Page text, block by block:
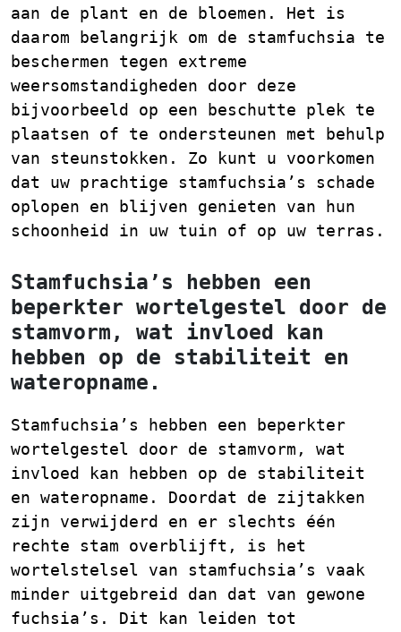
aan de plant en de bloemen. Het is
daarom belangrijk om de stamfuchsia te
beschermen tegen extreme
weersomstandigheden door deze
bijvoorbeeld op een beschutte plek te
plaatsen of te ondersteunen met behulp
van steunstokken. Zo kunt u voorkomen
dat uw prachtige stamfuchsia’s schade
oplopen en blijven genieten van hun
schoonheid in uw tuin of op uw terras.
Stamfuchsia’s hebben een
beperkter wortelgestel door de
stamvorm, wat invloed kan
hebben op de stabiliteit en
wateropname.
Stamfuchsia’s hebben een beperkter
wortelgestel door de stamvorm, wat
invloed kan hebben op de stabiliteit
en wateropname. Doordat de zijtakken
zijn verwijderd en er slechts één
rechte stam overblijft, is het
wortelstelsel van stamfuchsia’s vaak
minder uitgebreid dan dat van gewone
fuchsia’s. Dit kan leiden tot